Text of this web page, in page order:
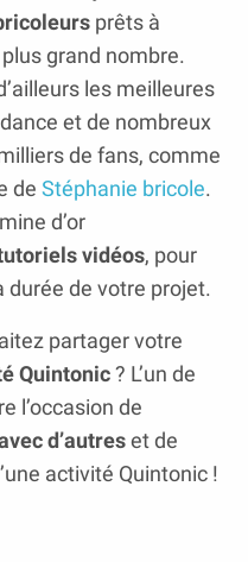
prêts à
grand nombre.
les meilleures
et de nombreux
de fans, comme
de Stéphanie bricole.
d’or
vidéos, pour
de votre projet.
partager votre
Quintonic? L’un de
l’occasion de
d’autreset de
activité Quintonic !